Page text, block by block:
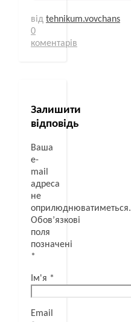
від tehnikum.vovchans
0
коментарів
Залишити
відповідь
Ваша
e-
mail
адреса
не
оприлюднюватиметься.
Обов’язкові
поля
позначені
*
Ім'я *
Email